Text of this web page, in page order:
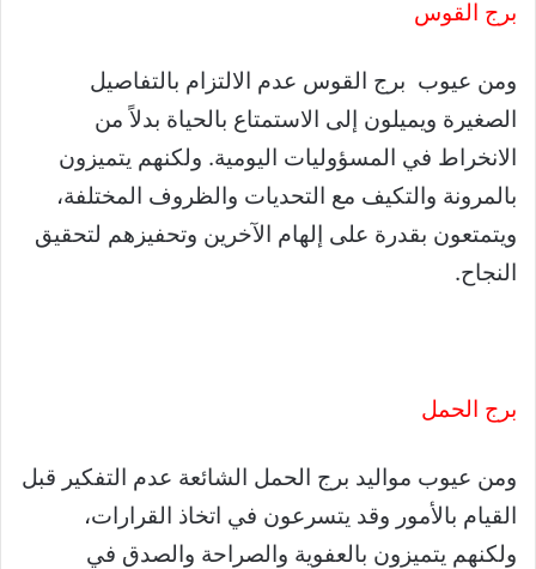
برج القوس
ومن عيوب برج القوس عدم الالتزام بالتفاصيل
الصغيرة ويميلون إلى الاستمتاع بالحياة بدلاً من
الانخراط في المسؤوليات اليومية. ولكنهم يتميزون
بالمرونة والتكيف مع التحديات والظروف المختلفة،
ويتمتعون بقدرة على إلهام الآخرين وتحفيزهم لتحقيق
النجاح.
برج الحمل
ومن عيوب مواليد برج الحمل الشائعة عدم التفكير قبل
القيام بالأمور وقد يتسرعون في اتخاذ القرارات،
ولكنهم يتميزون بالعفوية والصراحة والصدق في